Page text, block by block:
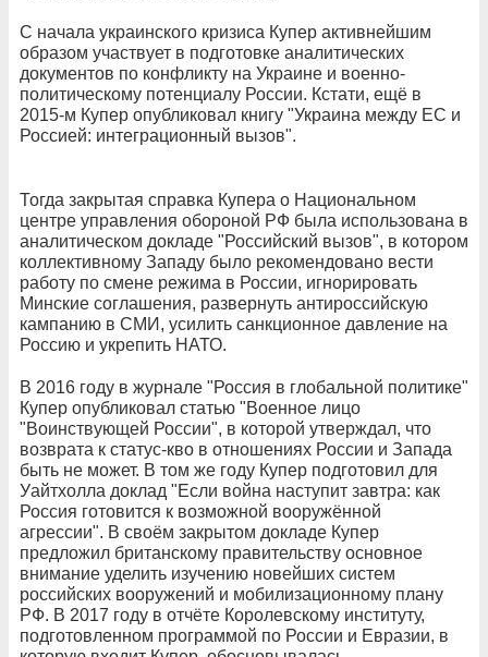
С начала украинского кризиса Купер активнейшим
образом участвует в подготовке аналитических
документов по конфликту на Украине и военно-
политическому потенциалу России. Кстати, ещё в
2015-м Купер опубликовал книгу "Украина между ЕС и
Россией: интеграционный вызов".
Тогда закрытая справка Купера о Национальном
центре управления обороной РФ была использована в
аналитическом докладе "Российский вызов", в котором
коллективному Западу было рекомендовано вести
работу по смене режима в России, игнорировать
Минские соглашения, развернуть антироссийскую
кампанию в СМИ, усилить санкционное давление на
Россию и укрепить НАТО.
В 2016 году в журнале "Россия в глобальной политике"
Купер опубликовал статью "Военное лицо
"Воинствующей России", в которой утверждал, что
возврата к статус-кво в отношениях России и Запада
быть не может. В том же году Купер подготовил для
Уайтхолла доклад "Если война наступит завтра: как
Россия готовится к возможной вооружённой
агрессии". В своём закрытом докладе Купер
предложил британскому правительству основное
внимание уделить изучению новейших систем
российских вооружений и мобилизационному плану
РФ. В 2017 году в отчёте Королевскому институту,
подготовленном программой по России и Евразии, в